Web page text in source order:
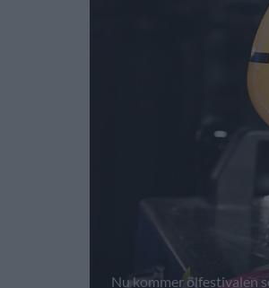
Nu kommer ölfestivalen